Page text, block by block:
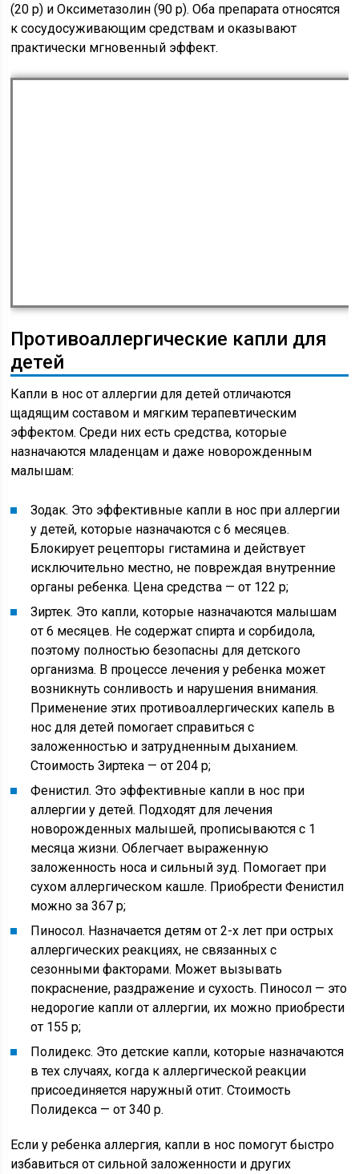
(20 р) и Оксиметазолин (90 р). Оба препарата относятся
к сосудосуживающим средствам и оказывают
практически мгновенный эффект.
Противоаллергические капли для
детей
Капли в нос от аллергии для детей отличаются
щадящим составом и мягким терапевтическим
эффектом. Среди них есть средства, которые
назначаются младенцам и даже новорожденным
малышам:
Зодак. Это эффективные капли в нос при аллергии
у детей, которые назначаются с 6 месяцев.
Блокирует рецепторы гистамина и действует
исключительно местно, не повреждая внутренние
органы ребенка. Цена средства — от 122 р;
Зиртек. Это капли, которые назначаются малышам
от 6 месяцев. Не содержат спирта и сорбидола,
поэтому полностью безопасны для детского
организма. В процессе лечения у ребенка может
возникнуть сонливость и нарушения внимания.
Применение этих противоаллергических капель в
нос для детей помогает справиться с
заложенностью и затрудненным дыханием.
Стоимость Зиртека — от 204 р;
Фенистил. Это эффективные капли в нос при
аллергии у детей. Подходят для лечения
новорожденных малышей, прописываются с 1
месяца жизни. Облегчает выраженную
заложенность носа и сильный зуд. Помогает при
сухом аллергическом кашле. Приобрести Фенистил
можно за 367 р;
Пиносол. Назначается детям от 2-х лет при острых
аллергических реакциях, не связанных с
сезонными факторами. Может вызывать
покраснение, раздражение и сухость. Пиносол — это
недорогие капли от аллергии, их можно приобрести
от 155 р;
Полидекс. Это детские капли, которые назначаются
в тех случаях, когда к аллергической реакции
присоединяется наружный отит. Стоимость
Полидекса — от 340 р.
Если у ребенка аллергия, капли в нос помогут быстро
избавиться от сильной заложенности и других